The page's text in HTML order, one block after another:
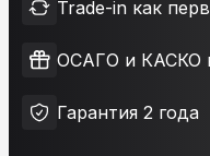
Trade-in как
ОСАГО и КАСКО
Гарантия 2 года